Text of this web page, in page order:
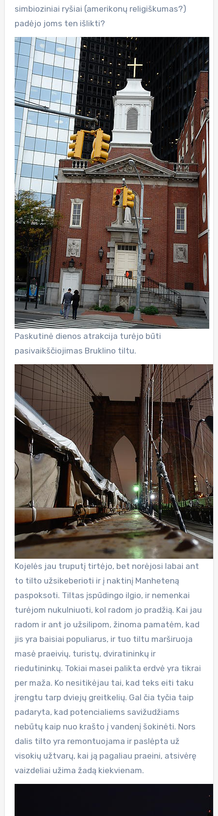
simbioziniai ryšiai (amerikonų religiškumas?)
padėjo joms ten išlikti?
Paskutinė dienos atrakcija turėjo būti
pasivaikščiojimas Bruklino tiltu.
Kojelės jau truputį tirtėjo, bet norėjosi labai ant
to tilto užsikeberioti ir į naktinį Manheteną
paspoksoti. Tiltas įspūdingo ilgio, ir nemenkai
turėjom nukulniuoti, kol radom jo pradžią. Kai jau
radom ir ant jo užsilipom, žinoma pamatėm, kad
jis yra baisiai populiarus, ir tuo tiltu marširuoja
masė praeivių, turistų, dviratininkų ir
riedutininkų. Tokiai masei palikta erdvė yra tikrai
per maža. Ko nesitikėjau tai, kad teks eiti taku
įrengtu tarp dviejų greitkelių. Gal čia tyčia taip
padaryta, kad potencialiems savižudžiams
nebūtų kaip nuo krašto į vandenį šokinėti. Nors
dalis tilto yra remontuojama ir paslėpta už
visokių užtvarų, kai ją pagaliau praeini, atsivėrę
vaizdeliai užima žadą kiekvienam.